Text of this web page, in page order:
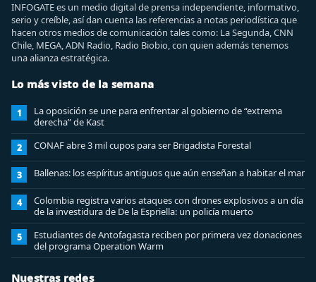
INFOGATE es un medio digital de prensa independiente, informativo,
serio y creíble, así dan cuenta las referencias a notas periodística que
hacen otros medios de comunicación tales como: La Segunda, CNN
Chile, MEGA, ADN Radio, Radio Biobio, con quien además tenemos
una alianza estratégica.
Lo más visto de la semana
1
La oposición se une para enfrentar al gobierno de “extrema
derecha” de Kast
2 CONAF abre 3 mil cupos para ser Brigadista Forestal
3 Ballenas: los espíritus antiguos que aún enseñan a habitar el mar
4
Colombia registra varios ataques con drones explosivos a un día
de la investidura de De la Espriella: un policía muerto
5
Estudiantes de Antofagasta reciben por primera vez donaciones
del programa Operation Warm
Nuestras redes